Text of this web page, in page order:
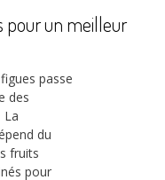
pour un meilleur
passe
des
La
du
fruits
pour